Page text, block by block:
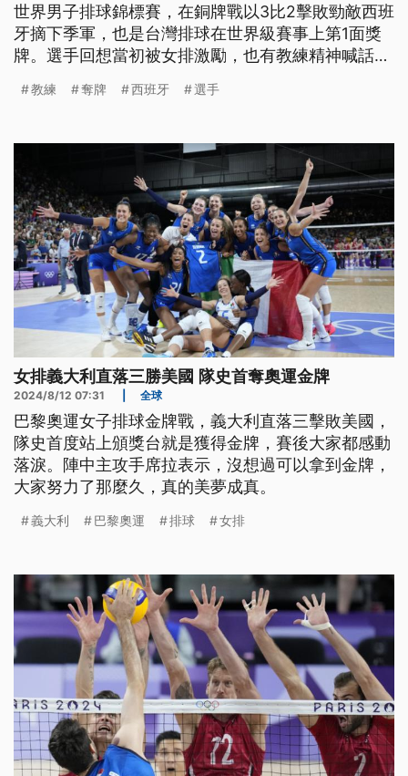
世界男子排球錦標賽，在銅牌戰以3比2擊敗勁敵西班
牙摘下季軍，也是台灣排球在世界級賽事上第1面獎
牌。選手回想當初被女排激勵，也有教練精神喊話，
軍，超乎原來預期。
教練 奪牌 西班牙 選手
女排義大利直落三勝美國 隊史首奪奧運金牌
2024/8/12 07:31 全球
巴黎奧運女子排球金牌戰，義大利直落三擊敗美國，
隊史首度站上頒獎台就是獲得金牌，賽後大家都感動
落淚。陣中主攻手席拉表示，沒想過可以拿到金牌，
大家努力了那麼久，真的美夢成真。
義大利 巴黎奧運 排球 女排